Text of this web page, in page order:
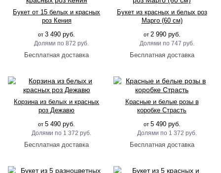
Букет от 15 белых и красных
роз Кения
от3 490 руб.
872 руб.
Букет из красных и белых роз
Марго (60 см)
от 2 990 руб.
747 руб.
Корзина из белых и красных
роз Дежавю
от5 490 руб.
1 372 руб.
Красные и белые розы в
коробке Страсть
от 5 490 руб.
1 372 руб.